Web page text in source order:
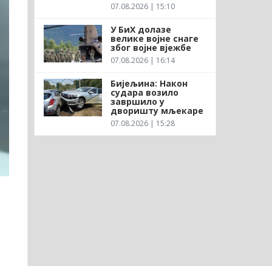
07.08.2026 | 15:10
У БиХ долазе
велике војне снаге
због војне вјежбе
07.08.2026 | 16:14
Бијељина: Након
судара возило
завршило у
дворишту мљекаре
07.08.2026 | 15:28